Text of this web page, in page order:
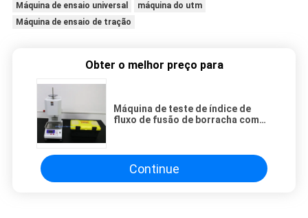
Máquina de ensaio universal
máquina do utm
Máquina de ensaio de tração
Obter o melhor preço para
Máquina de teste de índice de
fluxo de fusão de borracha com
termoplásticos
Continue